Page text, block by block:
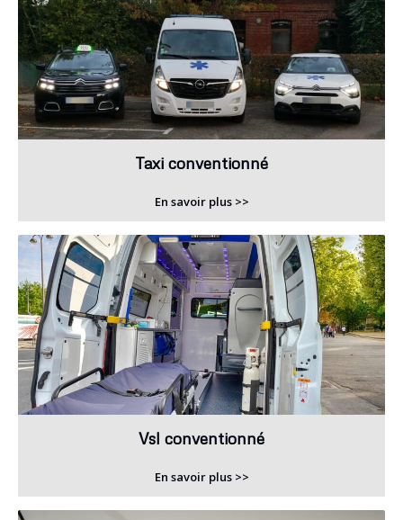
Taxi conventionné
En savoir plus >>
Vsl conventionné
En savoir plus >>